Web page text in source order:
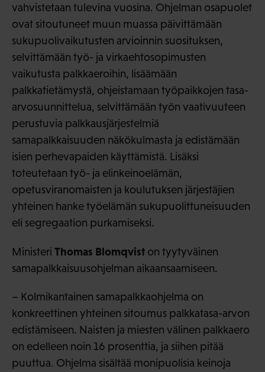
vahvistetaan tulevina vuosina. Ohjelman osapuolet
ovat sitoutuneet muun muassa päivittämään
sukupuolivaikutusten arvioinnin suosituksen,
selvittämään työ- ja virkaehtosopimusten
vaikutusta palkkaeroihin, lisäämään
palkkatietämystä, ohjeistamaan työpaikkojen tasa-
arvosuunnittelua, selvittämään työn vaativuuteen
perustuvia palkkausjärjestelmiä
samapalkkaisuuden näkökulmasta ja edistämään
isien perhevapaiden käyttämistä. Lisäksi
toteutetaan työ- ja elinkeinoelämän,
opetusviranomaisten ja koulutuksen järjestäjien
yhteinen hanke työelämän sukupuolittuneisuuden
eli segregaation purkamiseksi.
Ministeri Thomas Blomqvist on tyytyväinen
samapalkkaisuusohjelman aikaansaamiseen.
– Kolmikantainen samapalkkaohjelma on
konkreettinen yhteinen sitoumus palkkatasa-arvon
edistämiseen. Naisten ja miesten välinen palkkaero
on edelleen noin 16 prosenttia, ja siihen pitää
puuttua. Ohjelma sisältää monipuolisia keinoja